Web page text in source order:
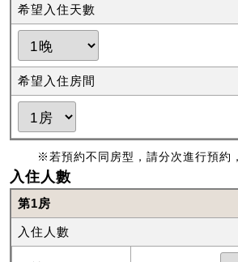
希望入住天數
希望入住房間
※若預約不同房型，請分次進行預約
入住人數
第1房
入住人數